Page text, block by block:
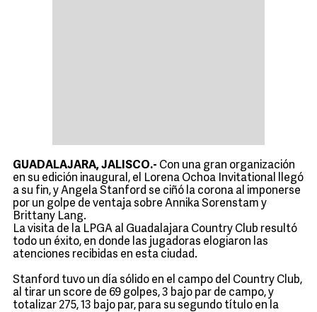
GUADALAJARA, JALISCO.- Con una gran organización
en su edición inaugural, el Lorena Ochoa Invitational llegó
a su fin, y Angela Stanford se ciñó la corona al imponerse
por un golpe de ventaja sobre Annika Sorenstam y
Brittany Lang.
La visita de la LPGA al Guadalajara Country Club resultó
todo un éxito, en donde las jugadoras elogiaron las
atenciones recibidas en esta ciudad.
Stanford tuvo un día sólido en el campo del Country Club,
al tirar un score de 69 golpes, 3 bajo par de campo, y
totalizar 275, 13 bajo par, para su segundo título en la